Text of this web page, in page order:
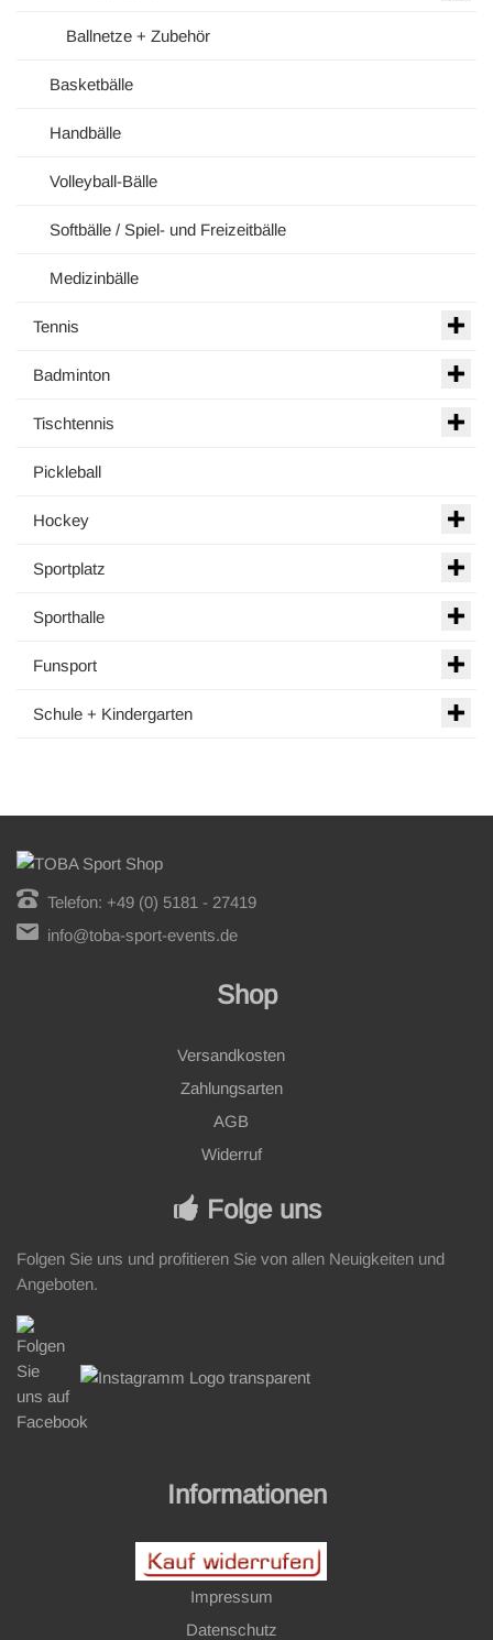
Ballnetze + Zubehör
Basketbälle
Handbälle
Volleyball-Bälle
Softbälle / Spiel- und Freizeitbälle
Medizinbälle
Tennis
Badminton
Tischtennis
Pickleball
Hockey
Sportplatz
Sporthalle
Funsport
Schule + Kindergarten
Telefon: +49 (0) 5181 - 27419
info@toba-sport-events.de
Shop
Versandkosten
Zahlungsarten
AGB
Widerruf
Folge uns
Folgen Sie uns und profitieren Sie von allen Neuigkeiten und
Angeboten.
Informationen
Impressum
Datenschutz